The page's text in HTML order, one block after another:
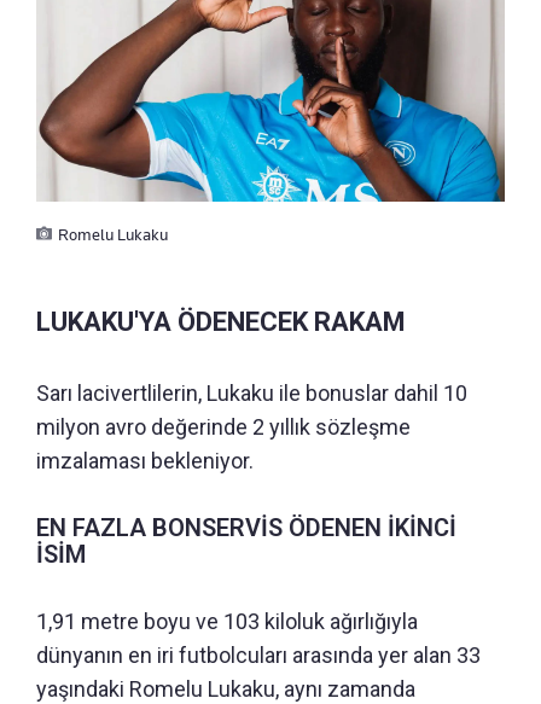
Romelu Lukaku
LUKAKU'YA ÖDENECEK RAKAM
Sarı lacivertlilerin, Lukaku ile bonuslar dahil 10
milyon avro değerinde 2 yıllık sözleşme
imzalaması bekleniyor.
EN FAZLA BONSERVİS ÖDENEN İKİNCİ
İSİM
1,91 metre boyu ve 103 kiloluk ağırlığıyla
dünyanın en iri futbolcuları arasında yer alan 33
yaşındaki Romelu Lukaku, aynı zamanda